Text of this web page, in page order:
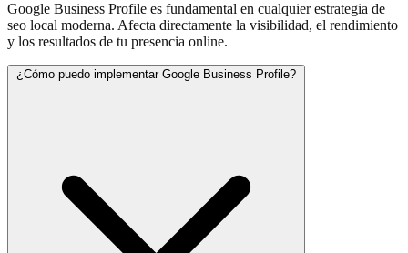
Google Business Profile es fundamental en cualquier estrategia de
seo local moderna. Afecta directamente la visibilidad, el rendimiento
y los resultados de tu presencia online.
¿Cómo puedo implementar Google Business Profile?